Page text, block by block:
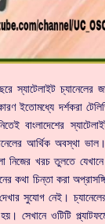
স্যাটেলাইট চ্যানেলের
ইতোমধ্যে দর্শকরা
বাংলাদেশের
আর্থিক অবস্থা
নিজের খরচ তুলতে
কথা চিন্তা করা
সুযোগ নেই।
সেখানে ওটিটি